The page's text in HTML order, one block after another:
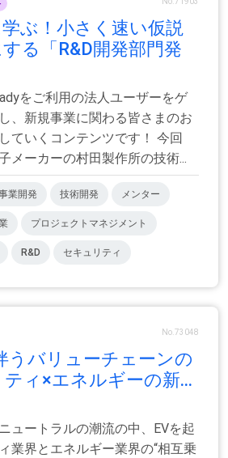
ぶ！小さく速い仮説
る「R&D開発部門発
をご利用の法人ユーザーをゲ
、新規事業に関わる皆さまのお
ていくコンテンツです！ 今回
メーカーの村田製作所の技術...
業開発 技術開発 メンター
プロジェクトマネジメント
R&D セキュリティ
No.73048
うバリューチェーンの
ィ×エネルギーの新...
ュートラルの潮流の中、EVを起
業界とエネルギー業界の“相互乗